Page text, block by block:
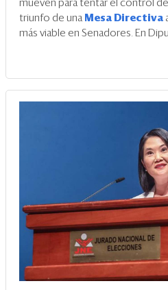
mueven para tentar el control de
triunfo de una Mesa Directiva
más viable en Senadores. En